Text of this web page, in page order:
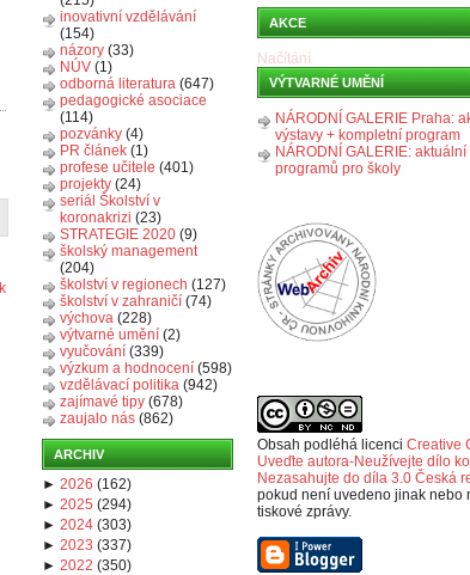
inovativní vzdělávání
(154)
názory (33)
NÚV (1)
odborná literatura (647)
pedagogické asociace
(114)
pozvánky (4)
PR článek (1)
profese učitele (401)
projekty (24)
seriál Školství v
koronakrizi (23)
STRATEGIE 2020 (9)
školský management
(204)
školství v regionech (127)
školství v zahraničí (74)
výchova (228)
výtvarné umění (2)
vyučování (339)
výzkum a hodnocení (598)
vzdělávací politika (942)
zajímavé tipy (678)
zaujalo nás (862)
ARCHIV
► 2026 (162)
► 2025 (294)
► 2024 (303)
► 2023 (337)
► 2022 (350)
AKCE
Načítání
VÝTVARNÉ UMĚNÍ
NÁRODNÍ GALERIE Praha:
výstavy + kompletní program
NÁRODNÍ GALERIE:
programů pro školy
Obsah podléhá licenci Creative
Uveďte autora-Neužívejte dílo
Nezasahujte do díla 3.0 Česká
pokud není uvedeno jinak nebo
tiskové zprávy.